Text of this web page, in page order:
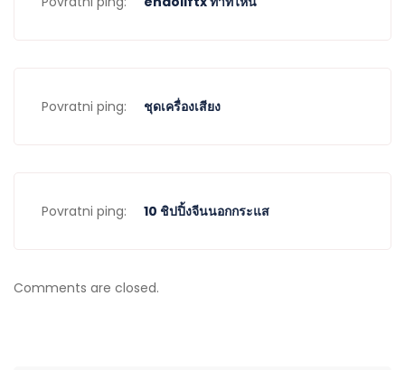
Povratni ping: ชุดเครื่องเสียง
Povratni ping: 10 ชิปปิ้งจีนนอกกระแส
Comments are closed.